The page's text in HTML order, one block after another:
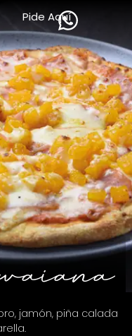
Pide Aquí
jamón, piña calada